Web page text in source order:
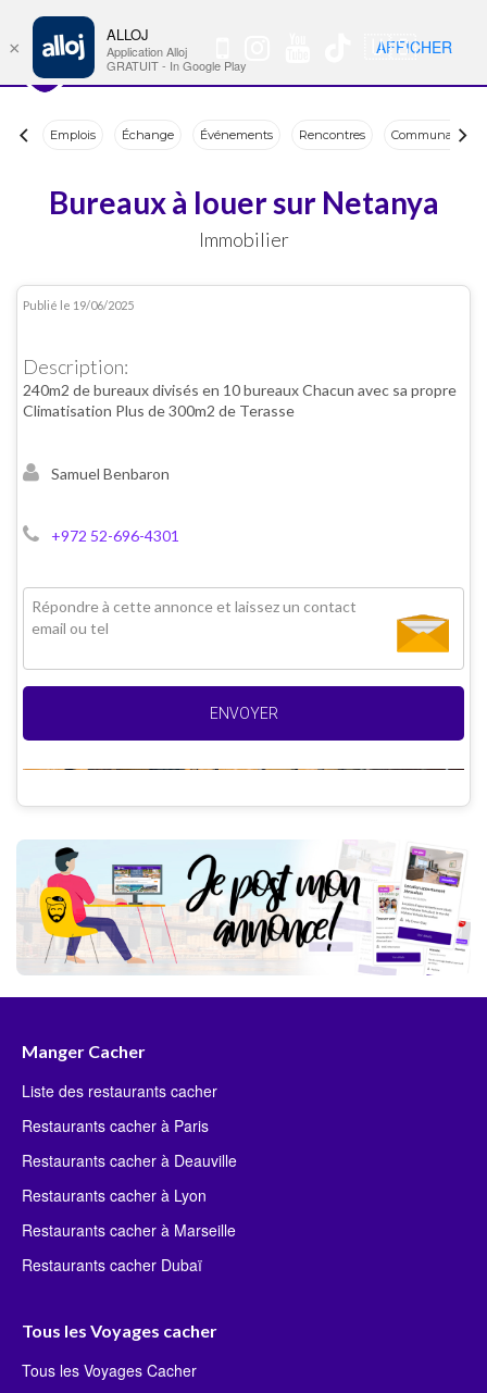
🇺🇸 Nav
Emplois Échange Événements Rencontres Communauté
Bureaux à louer sur Netanya
Immobilier
Publié le 19/06/2025
Description:
240m2 de bureaux divisés en 10 bureaux Chacun avec sa propre
Climatisation Plus de 300m2 de Terasse
Samuel Benbaron
+972 52-696-4301
ENVOYER
Manger Cacher
Liste des restaurants cacher
Restaurants cacher à Paris
Restaurants cacher à Deauville
Restaurants cacher à Lyon
Restaurants cacher à Marseille
Restaurants cacher Dubaï
Tous les Voyages cacher
Tous les Voyages Cacher
×
ALLOJ
Application Alloj
GRATUIT - In Google Play
AFFICHER